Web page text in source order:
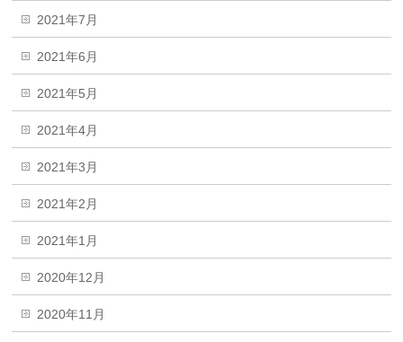
2021年7月
2021年6月
2021年5月
2021年4月
2021年3月
2021年2月
2021年1月
2020年12月
2020年11月